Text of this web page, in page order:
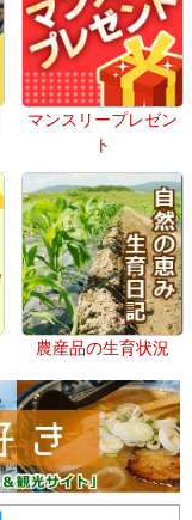
マンスリープレゼン
ト
農産品の生育状況